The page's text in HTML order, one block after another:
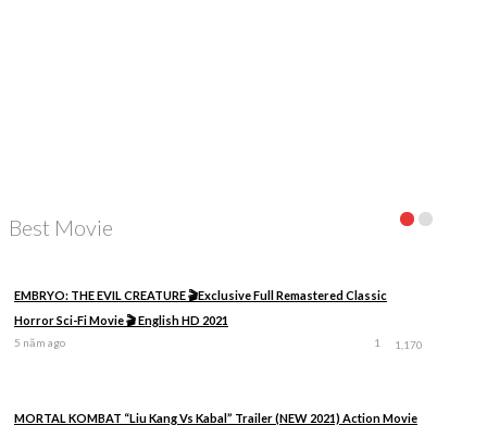
Best Movie
EMBRYO: THE EVIL CREATURE 🎬Exclusive Full Remastered Classic
Horror Sci-Fi Movie 🎬 English HD 2021
5 năm ago 1,170
1
MORTAL KOMBAT “Liu Kang Vs Kabal” Trailer (NEW 2021) Action Movie